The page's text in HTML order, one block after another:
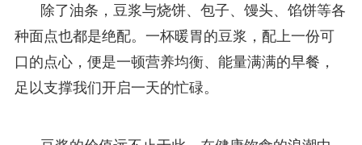
除了油条，豆浆与烧饼、包子、馒头、馅饼等各
种面点也都是绝配。一杯暖胃的豆浆，配上一份可
口的点心，便是一顿营养均衡、能量满满的早餐，
足以支撑我们开启一天的忙碌。